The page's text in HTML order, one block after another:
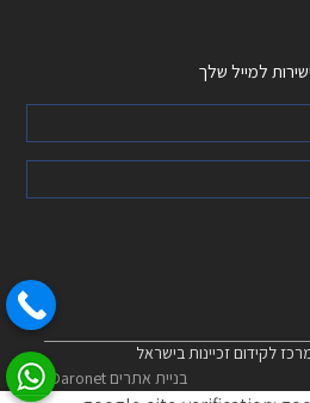
למייל שלך
בניית אתרים Daronet